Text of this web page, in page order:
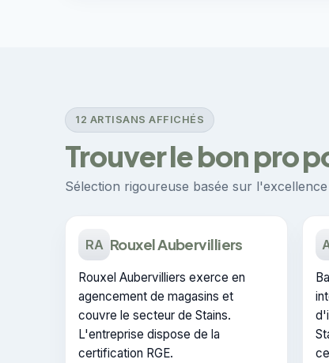
12 ARTISANS AFFICHÉS
Trouver le bon pro
Sélection rigoureuse basée sur
RA Rouxel Aubervilliers
Rouxel Aubervilliers exerce en
agencement de magasins et
couvre le secteur de Stains.
L'entreprise dispose de la
certification RGE.